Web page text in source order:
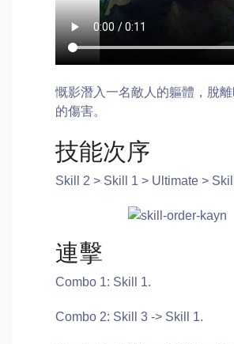
慨影潛入一名敵人的軀體，脫
的傷害。
技能次序
Skill 2 > Skill 1 > Ultimate >
連擊
Combo 1: Skill 1.
Combo 2: Skill 3 -> Skill 1.